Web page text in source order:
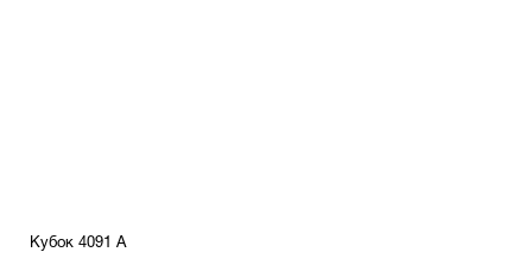
Кубок 4091 A